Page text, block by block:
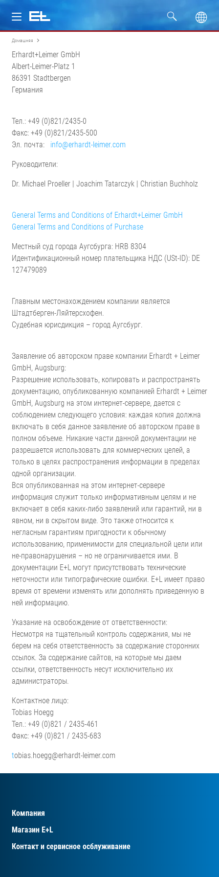
Изделия
Отрасли
Компания
Домашняя
Erhardt+Leimer GmbH
Albert-Leimer-Platz 1
86391 Stadtbergen
Германия
Тел.: +49 (0)821/2435-0
Факс: +49 (0)821/2435-500
Эл. почта: info@erhardt-leimer.com
Руководители:
Dr. Michael Proeller | Joachim Tatarczyk | Christian Buchholz
General Terms and Conditions of Erhardt+Leimer GmbH
General Terms and Conditions of Purchase
Местный суд города Аугсбурга: HRB 8304
Идентификационный номер плательщика НДС (USt-ID): DE
127479089
Главным местонахождением компании является
Штадтберген-Ляйтерсхофен.
Судебная юрисдикция – город Аугсбург.
Заявление об авторском праве компании Erhardt + Leimer
GmbH, Augsburg:
Разрешение использовать, копировать и распространять
документацию, опубликованную компанией Erhardt + Leimer
GmbH, Augsburg на этом интернет-сервере, дается с
соблюдением следующего условия: каждая копия должна
включать в себя данное заявление об авторском праве в
полном объеме. Никакие части данной документации не
разрешается использовать для коммерческих целей, а
только в целях распространения информации в пределах
одной организации.
Вся опубликованная на этом интернет-сервере
информация служит только информативным целям и не
включает в себя каких-либо заявлений или гарантий, ни в
явном, ни в скрытом виде. Это также относится к
негласным гарантиям пригодности к обычному
использованию, применимости для специальной цели или
не-правонарушения – но не ограничивается ими. В
документации E+L могут присутствовать технические
неточности или типографические ошибки. E+L имеет право
время от времени изменять или дополнять приведенную в
ней информацию.
Указание на освобождение от ответственности:
Несмотря на тщательный контроль содержания, мы не
берем на себя ответственность за содержание сторонних
ссылок. За содержание сайтов, на которые мы даем
ссылки, ответственность несут исключительно их
администраторы.
Контактное лицо:
Tobias Hoegg
Тел.: +49 (0)821 / 2435-461
Факс: +49 (0)821 / 2435-683
tobias.hoegg@erhardt-leimer.com
Компания
Магазин E+L
Контакт и сервисное осблуживание